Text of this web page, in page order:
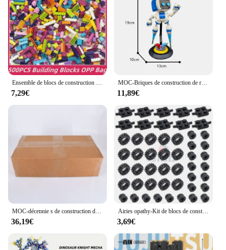
7,29€
MOC-Briques de construction de robot de dessin animé pour enfants, modèle de nuit de sauvetage, jeu de mission, cadeaux créatifs, assemblage de bricolage, populaire, Astro Bot
11,89€
36,19€
Airies opathy-Kit de blocs de construction pour enfants, plaque de support de roues doubles, pièces compatibles, 4600, 4624, 3641, 6014, 87697, MOC, briques de voiture Lego, jouets pour enfants
3,69€